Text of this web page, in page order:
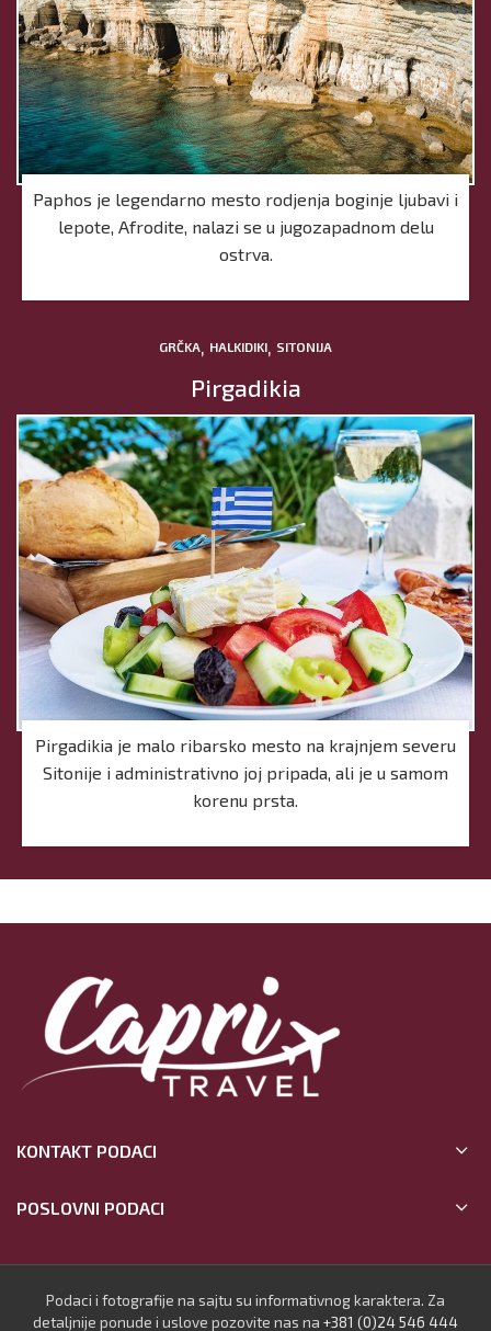
Paphos je legendarno mesto rodjenja boginje ljubavi i
lepote, Afrodite, nalazi se u jugozapadnom delu
ostrva.
GRČKA, HALKIDIKI, SITONIJA
Pirgadikia
Pirgadikia je malo ribarsko mesto na krajnjem severu
Sitonije i administrativno joj pripada, ali je u samom
korenu prsta.
KONTAKT PODACI
POSLOVNI PODACI
Podaci i fotografije na sajtu su informativnog karaktera. Za
detaljnije ponude i uslove pozovite nas na +381 (0)24 546 444